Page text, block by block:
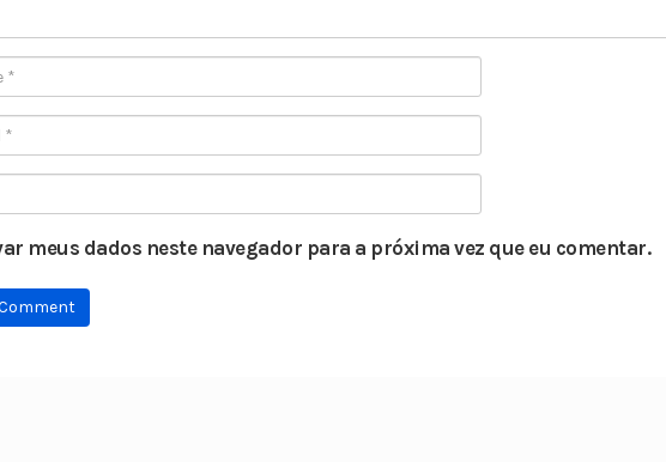
meus dados neste navegador para a próxima vez que eu comentar.